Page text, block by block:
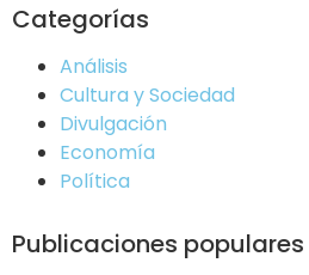
Categorías
Análisis
Cultura y Sociedad
Divulgación
Economía
Política
Publicaciones populares